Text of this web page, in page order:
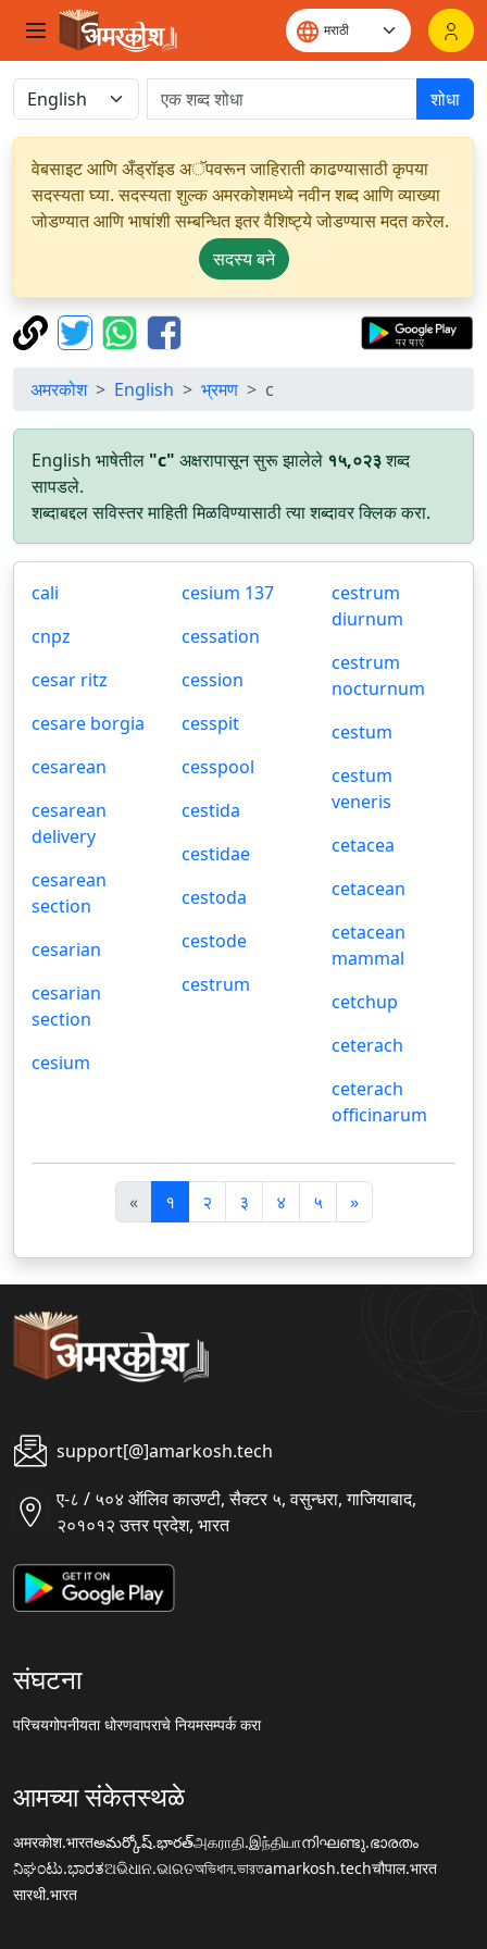
शोधा
वेबसाइट आणि अँड्रॉइड अॅपवरून जाहिराती काढण्यासाठी कृपया
सदस्यता घ्या. सदस्यता शुल्क अमरकोशमध्ये नवीन शब्द आणि व्याख्या
जोडण्यात आणि भाषांशी सम्बन्धित इतर वैशिष्ट्ये जोडण्यास मदत करेल.
सदस्य बने
अमरकोश English भ्रमण c
English भाषेतील "c" अक्षरापासून सुरू झालेले १५,०२३शब्द
सापडले.
शब्दाबद्दल सविस्तर माहिती मिळविण्यासाठी त्या शब्दावर क्लिक करा.
cali
cnpz
cesar ritz
cesare borgia
cesarean
cesarean
delivery
cesarean
section
cesarian
cesarian
section
cesium
cesium 137
cessation
cession
cesspit
cesspool
cestida
cestidae
cestoda
cestode
cestrum
cestrum
diurnum
cestrum
nocturnum
cestum
cestum
veneris
cetacea
cetacean
cetacean
mammal
cetchup
ceterach
ceterach
officinarum
«पि
छ
ला
१ २ ३ ४ ५ »अ
ग
ला
support[@]amarkosh.tech
ए-८ / ५०४ ऑलिव काउण्टी, सैक्टर ५, वसुन्धरा, गाजियाबाद,
२०१०१२ उत्तर प्रदेश, भारत
संघटना
परिचयगोपनीयता धोरणवापराचे नियमसम्पर्क करा
आमच्या संकेतस्थळे
अमरकोश.भारतఅమర్కోష్.భారత్அகராதி.இந்தியாനിഘണ്ടു.ഭാരതം
ನಿಘಂಟು.ಭಾರತଅଭିଧାନ.ଭାରତঅভিধান.ভারতamarkosh.techचौपाल.भारत
सारथी.भारत